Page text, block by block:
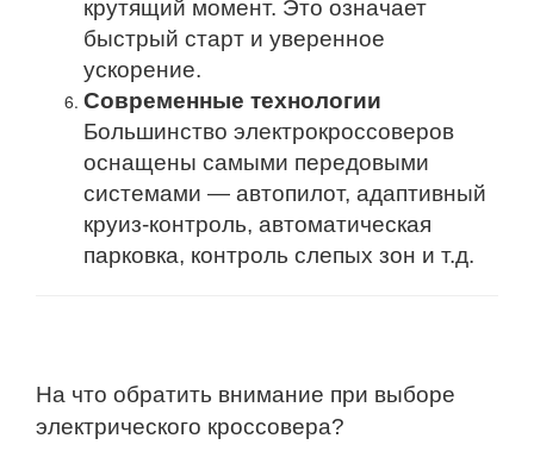
крутящий момент. Это означает
быстрый старт и уверенное
ускорение.
Современные технологии
Большинство электрокроссоверов
оснащены самыми передовыми
системами — автопилот, адаптивный
круиз-контроль, автоматическая
парковка, контроль слепых зон и т.д.
На что обратить внимание при выборе
электрического кроссовера?